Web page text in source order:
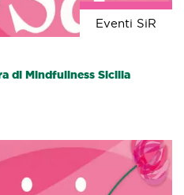
Eventi SiR
di Mindfullness Sicilia